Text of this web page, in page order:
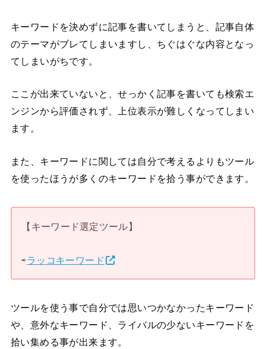
キーワードを決めずに記事を書いてしまうと、記事自体
のテーマがブレてしまいますし、ちぐはぐな内容となっ
てしまいがちです。
ここが出来ていないと、せっかく記事を書いても検索エ
ンジンから評価されず、上位表示が難しくなってしまい
ます。
また、キーワードに関しては自分で考えるよりもツール
を使ったほうが多くのキーワードを拾う事ができます。
【キーワード選定ツール】
⇨ラッコキーワード
ツールを使う事で自分では思いつかなかったキーワード
や、意外なキーワード、ライバルの少ないキーワードを
拾い集める事が出来ます。